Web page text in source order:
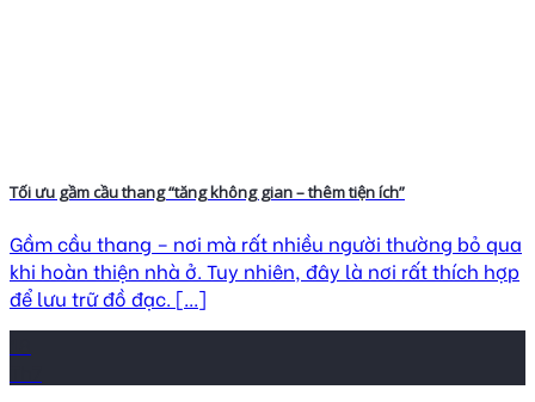
Tối ưu gầm cầu thang “tăng không gian – thêm tiện ích”
Gầm cầu thang – nơi mà rất nhiều người thường bỏ qua
khi hoàn thiện nhà ở. Tuy nhiên, đây là nơi rất thích hợp
để lưu trữ đồ đạc. [...]